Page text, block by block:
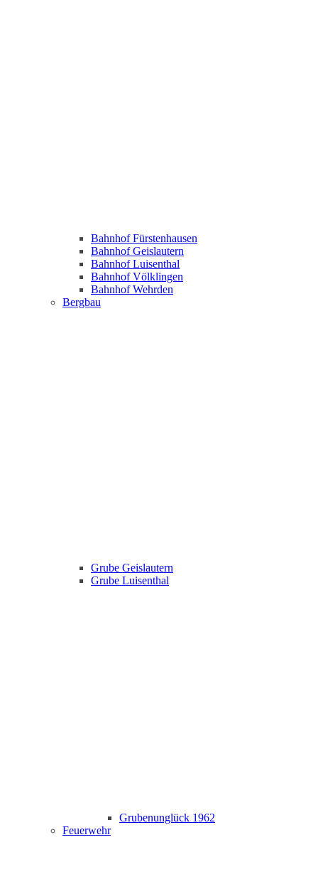
Bahnhof Fürstenhausen
Bahnhof Geislautern
Bahnhof Luisenthal
Bahnhof Völklingen
Bahnhof Wehrden
Bergbau
Grube Geislautern
Grube Luisenthal
Grubenunglück 1962
Feuerwehr